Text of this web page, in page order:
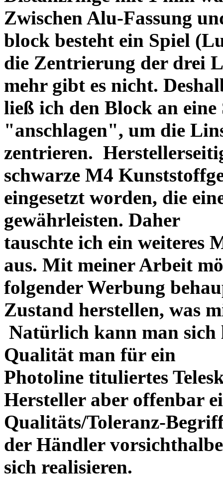
Zwischen Alu-Fassung
block besteht ein Spiel
die Zentrierung der drei
mehr gibt es nicht.
ließ ich den Block an eine
"anschlagen", um die
zentrieren.
schwarze M4
eingesetzt worden, die
gewährleisten. Daher
tauschte ich ein weiteres
aus. Mit meiner Arbeit
folgender Werbung
Zustand herstellen, was
Natürlich kann man sich
Qualität man für ein
Photoline tituliertes
Hersteller aber offenbar
Qualitäts/Toleranz-
der Händler
sich realisieren.